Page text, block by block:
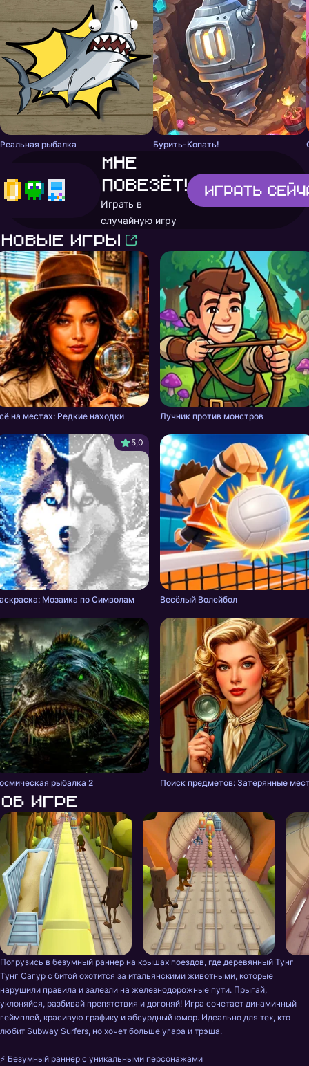
Реальная рыбалка Бурить-Копать!
Мне
повезёт!
Играть в
случайную игру
Играть
Новые игры
на местах: Редкие находки Лучник против монстров
5,0
Мозаика по Символам Весёлый Волейбол
рыбалка 2 Поиск предметов: Затерянные
Об игре
Погрузись в безумный раннер на крышах поездов, где деревянный Тунг
Тунг Сагур с битой охотится за итальянскими животными, которые
нарушили правила и залезли на железнодорожные пути. Прыгай,
уклоняйся, разбивай препятствия и догоняй! Игра сочетает динамичный
геймплей, красивую графику и абсурдный юмор. Идеально для тех, кто
любит Subway Surfers, но хочет больше угара и трэша.
⚡ Безумный раннер с уникальными персонажами